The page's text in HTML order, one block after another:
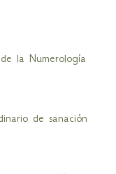
la Numerología
de sanación